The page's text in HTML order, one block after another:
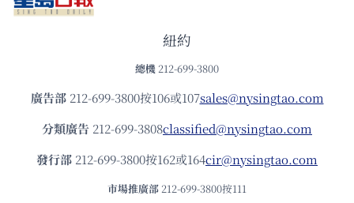
紐約
總機 212-699-3800
廣告部212-699-3800按106或107sales@nysingtao.com
分類廣告 212-699-3808classified@nysingtao.com
發⾏部 212-699-3800按162或164cir@nysingtao.com
市場推廣部 212-699-3800按111